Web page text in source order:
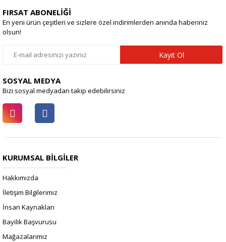
FIRSAT ABONELİĞİ
En yeni ürün çeşitleri ve sizlere özel indirimlerden anında haberiniz
olsun!
Kayıt Ol
SOSYAL MEDYA
Bizi sosyal medyadan takip edebilirsiniz
KURUMSAL BİLGİLER
Hakkımızda
İletişim Bilgilerimiz
İnsan Kaynakları
Bayilik Başvurusu
Mağazalarımız